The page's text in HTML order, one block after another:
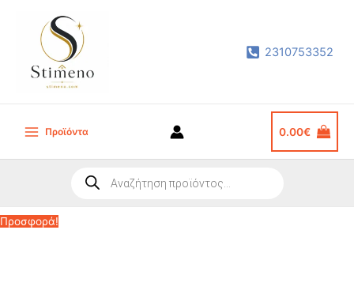
περιεχόμενο
2310753352
Main
Προϊόντα 0.00€
search
Προσφορά!